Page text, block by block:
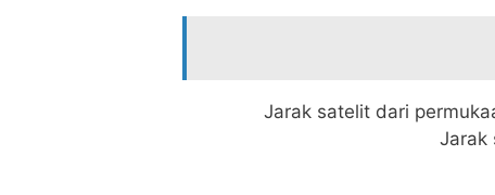
Jarak satelit dari
Jarak